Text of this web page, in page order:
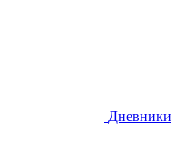
Дневники